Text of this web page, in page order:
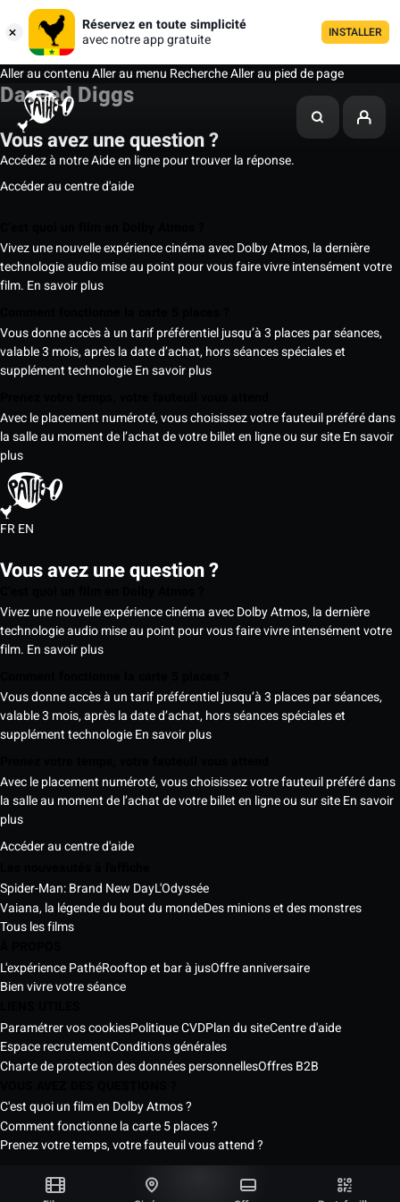
Réservez en toute simplicité
avec notre app gratuite
INSTALLER
Aller au contenuAller au menu RechercheAller au pied de page
Daveed Diggs
Vous avez une question ?
Accédez à notre Aide en ligne pour trouver la réponse.
Accéder au centre d'aide
Vivez une nouvelle expérience cinéma avec Dolby Atmos, la dernière
technologie audio mise au point pour vous faire vivre intensément votre
film. En savoir plus
Vous donne accès à un tarif préférentiel jusqu’à 3 places par séances,
valable 3 mois, après la date d’achat, hors séances spéciales et
supplément technologieEn savoir plus
Avec le placement numéroté, vous choisissez votre fauteuil préféré dans
la salle au moment de l’achat de votre billet en ligne ou sur siteEn savoir
plus
FREN
Vous avez une question ?
Vivez une nouvelle expérience cinéma avec Dolby Atmos, la dernière
technologie audio mise au point pour vous faire vivre intensément votre
film. En savoir plus
Vous donne accès à un tarif préférentiel jusqu’à 3 places par séances,
valable 3 mois, après la date d’achat, hors séances spéciales et
supplément technologieEn savoir plus
Avec le placement numéroté, vous choisissez votre fauteuil préféré dans
la salle au moment de l’achat de votre billet en ligne ou sur siteEn savoir
plus
Accéder au centre d'aide
Spider-Man: Brand New DayL'Odyssée
Vaiana, la légende du bout du mondeDes minions et des monstres
Tous les films
L'expérience PathéRooftop et bar à jusOffre anniversaire
Bien vivre votre séance
Paramétrer vos cookiesPolitique CVDPlan du siteCentre d'aide
Espace recrutementConditions générales
Charte de protection des données personnellesOffres B2B
C'est quoi un film en Dolby Atmos ?
Comment fonctionne la carte 5 places ?
Prenez votre temps, votre fauteuil vous attend ?
Les Cinémas Pathé Sénégal © 2026